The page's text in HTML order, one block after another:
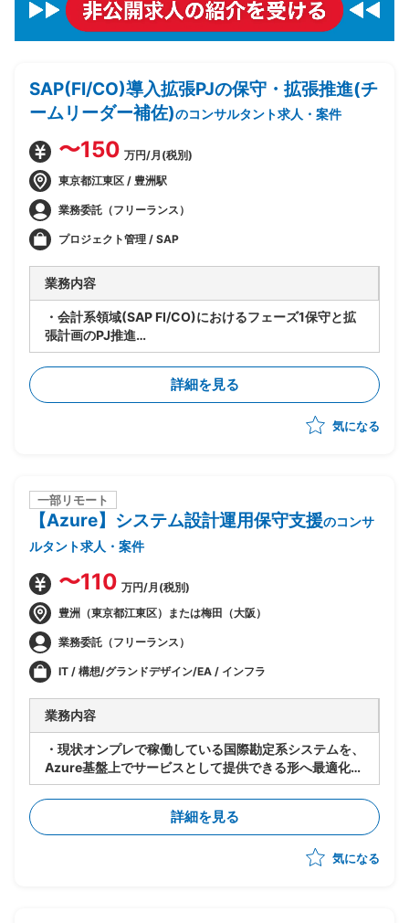
SAP(FI/CO)導入拡張PJの保守・拡張推進(チ
ームリーダー補佐)のコンサルタント求人・案件
〜150 万円/月(税別)
東京都江東区 / 豊洲駅
業務委託（フリーランス）
プロジェクト管理 / SAP
業務内容
・会計系領域(SAP FI/CO)におけるフェーズ1保守と拡
張計画のPJ推進
・要員管理、進捗管理、タスク管理を担当
・設計レビューの実施
・関係者調整(エンドユーザ・ベンダー・オフショア開
発メンバ間)
・ベンダー統制及びチームコミュニケーションの推進
詳細を見る
気になる
一部リモート
【Azure】システム設計運用保守支援のコンサ
ルタント求人・案件
〜110 万円/月(税別)
豊洲（東京都江東区）または梅田（大阪）
業務委託（フリーランス）
IT / 構想/グランドデザイン/EA / インフラ
業務内容
・現状オンプレで稼働している国際勘定系システムを、
Azure基盤上でサービスとして提供できる形へ最適化す
るPJ
・既存アーキテクチャ(Windows Server等)は維持しつ
つ、Azure基盤への移行・SaaS化を推進
・企画構想フェーズは完了済み、今後設計フェーズの予
詳細を見る
気になる